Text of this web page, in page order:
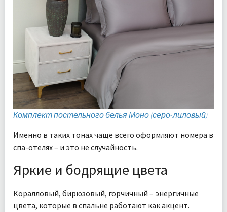
Комплект постельного белья Моно (серо-лиловый)
Именно в таких тонах чаще всего оформляют номера в
спа-отелях – и это не случайность.
Яркие и бодрящие цвета
Коралловый, бирюзовый, горчичный – энергичные
цвета, которые в спальне работают как акцент.